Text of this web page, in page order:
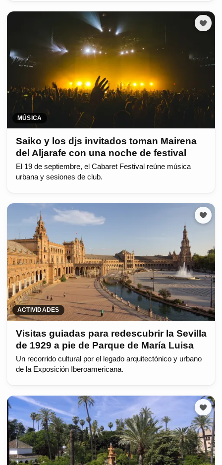
MÚSICA
Saiko y los djs invitados toman Mairena
del Aljarafe con una noche de festival
El 19 de septiembre, el Cabaret Festival reúne música
urbana y sesiones de club.
ACTIVIDADES
Visitas guiadas para redescubrir la Sevilla
de 1929 a pie de Parque de María Luisa
Un recorrido cultural por el legado arquitectónico y urbano
de la Exposición Iberoamericana.